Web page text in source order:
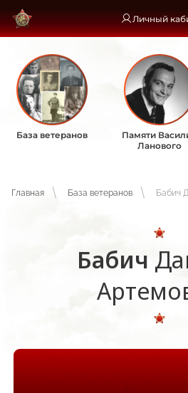
Личный
База ветеранов
Памяти
Ланового
Главная База ветеранов Бабич
Бабич